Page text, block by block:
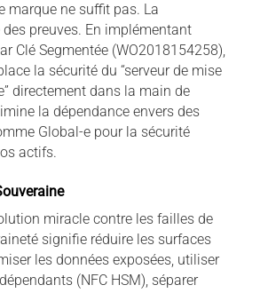
marque ne suffit pas. La
preuves. En implémentant
Clé Segmentée (WO2018154258),
la sécurité du “serveur de mise
directement dans la main de
la dépendance envers des
Global-e pour la sécurité
actifs.
miracle contre les failles de
signifie réduire les surfaces
les données exposées, utiliser
(NFC HSM), séparer